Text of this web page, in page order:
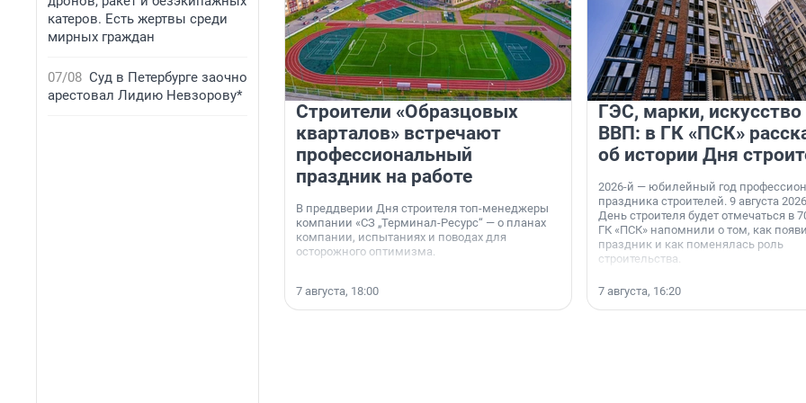
катеров. Есть жертвы среди
мирных граждан
07/08 Суд в Петербурге заочно
арестовал Лидию Невзорову*
Строители «Образцовых
кварталов» встречают
профессиональный
праздник на работе
В преддверии Дня строителя топ-менеджеры
компании «СЗ „Терминал-Ресурс“ — о планах
компании, испытаниях и поводах для
осторожного оптимизма.
7 августа, 18:00
ГЭС, марки, искусство
ВВП: в ГК «ПСК»
об истории Дня
2026-й — юбилейный год
праздника строителей. 9 августа
День строителя будет отмечаться в
ГК «ПСК» напомнили о том, как
праздник и как поменялась роль
строительства.
7 августа, 16:20